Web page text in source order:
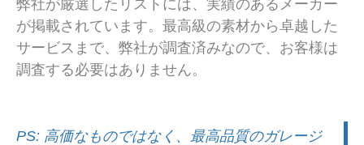
弊社が厳選したリストには、実績のあるメーカー
が掲載されています。最高級の素材から卓越した
サービスまで、弊社が調査済みなので、お客様は
調査する必要はありません。
PS: 高価なものではなく、最高品質のガレージ